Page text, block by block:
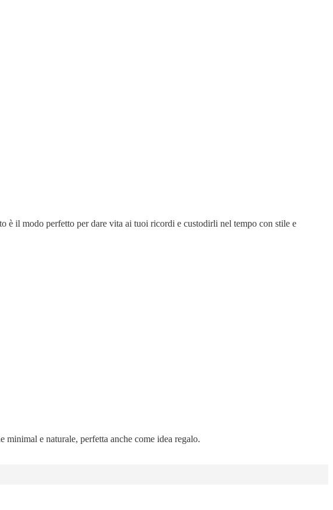
è il modo perfetto per dare vita ai tuoi ricordi e custodirli nel tempo con stile e
e naturale, perfetta anche come idea regalo.